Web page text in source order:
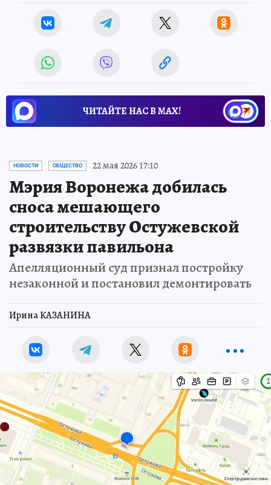
ЧИТАЙТЕ НАС В МАХ!
НОВОСТИ ОБЩЕСТВО 22 мая 2026 17:10
Мэрия Воронежа добилась
сноса мешающего
строительству Остужевской
развязки павильона
Апелляционный суд признал постройку
незаконной и постановил демонтировать
Ирина КАЗАНИНА